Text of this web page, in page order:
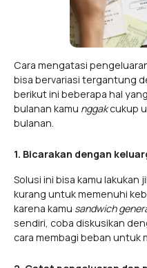
Cara mengatasi
bisa bervariasi tergantung
berikut ini beberapa hal
bulanan kamu nggakcukup
bulanan.
1. Bicarakan dengan
Solusi ini bisa kamu
kurang untuk memenuhi
karena kamu sandwich
sendiri, coba diskusikan
cara membagi beban untuk